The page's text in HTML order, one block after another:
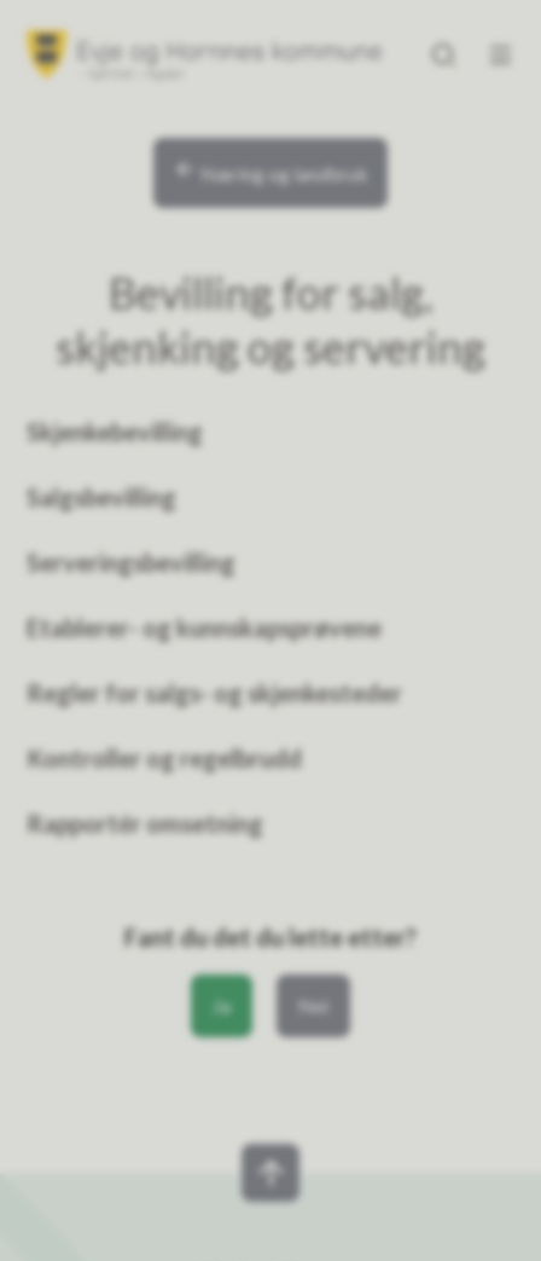
Evje og Hornnes kommune
Næring og landbruk
Bevilling for salg,
skjenking og servering
Skjenkebevilling
Salgsbevilling
Serveringsbevilling
Etablerer- og kunnskapsprøvene
Regler for salgs- og skjenkesteder
Kontroller og regelbrudd
Rapportér omsetning
Fant du det du lette etter?
Ja Nei